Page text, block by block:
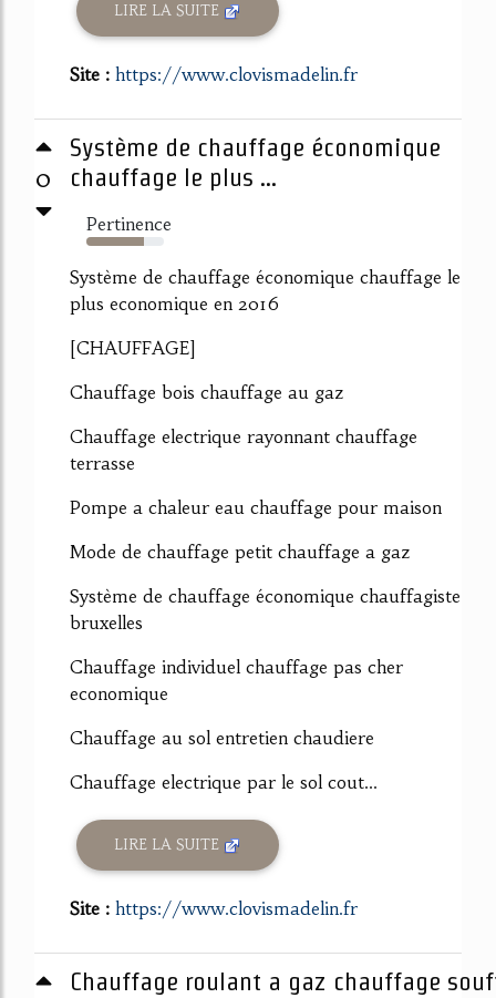
LIRE LA SUITE
Site : https://www.clovismadelin.fr
0
Système de chauffage économique
chauffage le plus ...
Pertinence
74%
Système de chauffage économique chauffage le
plus economique en 2016
[CHAUFFAGE]
Chauffage bois chauffage au gaz
Chauffage electrique rayonnant chauffage
terrasse
Pompe a chaleur eau chauffage pour maison
Mode de chauffage petit chauffage a gaz
Système de chauffage économique chauffagiste
bruxelles
Chauffage individuel chauffage pas cher
economique
Chauffage au sol entretien chaudiere
Chauffage electrique par le sol cout...
LIRE LA SUITE
Site : https://www.clovismadelin.fr
Chauffage roulant a gaz chauffage